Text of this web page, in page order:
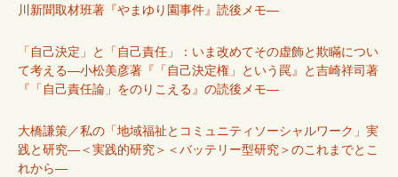
川新聞取材班著『やまゆり園事件』読後メモ―
「自己決定」と「自己責任」：いま改めてその虚飾と欺瞞につい
て考える―小松美彦著『「自己決定権」という罠』と吉崎祥司著
『「自己責任論」をのりこえる』の読後メモ―
大橋謙策／私の「地域福祉とコミュニティソーシャルワーク」実
践と研究―＜実践的研究＞＜バッテリー型研究＞のこれまでとこ
れから―